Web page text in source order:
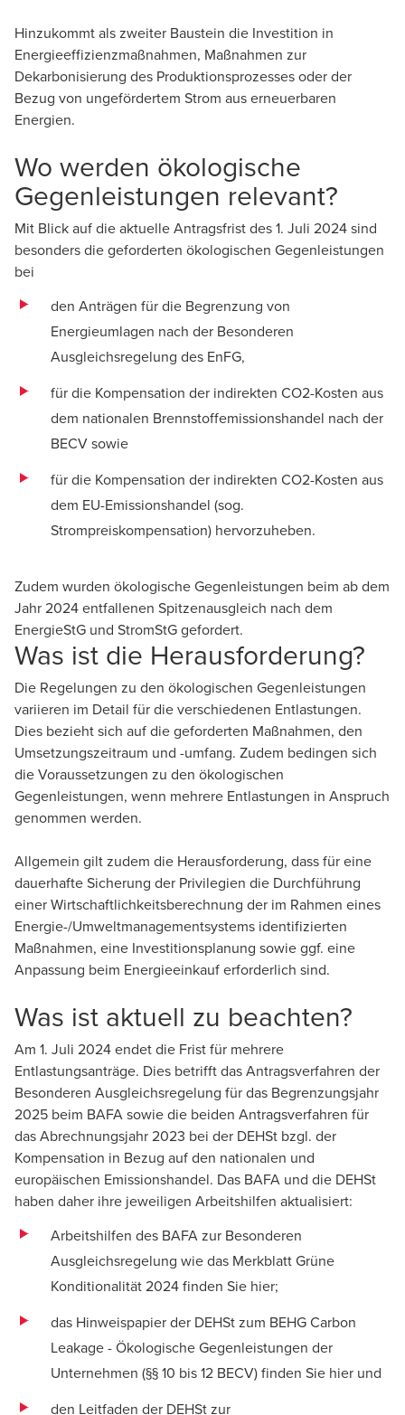
Hinzukommt als zweiter Baustein die Investition in
Energieeffizienzmaßnahmen, Maßnahmen zur
Dekarbonisierung des Produktionsprozesses oder der
Bezug von ungefördertem Strom aus erneuerbaren
Energien.
Wo werden ökologische
Gegenleistungen relevant?
Mit Blick auf die aktuelle Antragsfrist des 1. Juli 2024 sind
besonders die geforderten ökologischen Gegenleistungen
bei
den Anträgen für die Begrenzung von
Energieumlagen nach der Besonderen
Ausgleichsregelung des EnFG,
für die Kompensation der indirekten CO2-Kosten aus
dem nationalen Brennstoffemissionshandel nach der
BECV sowie
für die Kompensation der indirekten CO2-Kosten aus
dem EU-Emissionshandel (sog.
Strompreiskompensation) hervorzuheben.
Zudem wurden ökologische Gegenleistungen beim ab dem
Jahr 2024 entfallenen Spitzenausgleich nach dem
EnergieStG und StromStG gefordert.
Was ist die Herausforderung?
Die Regelungen zu den ökologischen Gegenleistungen
variieren im Detail für die verschiedenen Entlastungen.
Dies bezieht sich auf die geforderten Maßnahmen, den
Umsetzungszeitraum und -umfang. Zudem bedingen sich
die Voraussetzungen zu den ökologischen
Gegenleistungen, wenn mehrere Entlastungen in Anspruch
genommen werden.
Allgemein gilt zudem die Herausforderung, dass für eine
dauerhafte Sicherung der Privilegien die Durchführung
einer Wirtschaftlichkeitsberechnung der im Rahmen eines
Energie-/Umweltmanagementsystems identifizierten
Maßnahmen, eine Investitionsplanung sowie ggf. eine
Anpassung beim Energieeinkauf erforderlich sind.
Was ist aktuell zu beachten?
Am 1. Juli 2024 endet die Frist für mehrere
Entlastungsanträge. Dies betrifft das Antragsverfahren der
Besonderen Ausgleichsregelung für das Begrenzungsjahr
2025 beim BAFA sowie die beiden Antragsverfahren für
das Abrechnungsjahr 2023 bei der DEHSt bzgl. der
Kompensation in Bezug auf den nationalen und
europäischen Emissionshandel. Das BAFA und die DEHSt
haben daher ihre jeweiligen Arbeitshilfen aktualisiert:
Arbeitshilfen des BAFA zur Besonderen
Ausgleichsregelung wie das Merkblatt Grüne
Konditionalität 2024 finden Sie hier;
das Hinweispapier der DEHSt zum BEHG Carbon
Leakage - Ökologische Gegenleistungen der
Unternehmen (§§ 10 bis 12 BECV) finden Sie hier und
den Leitfaden der DEHSt zur